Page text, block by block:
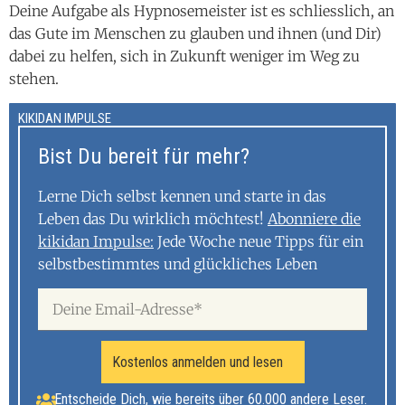
Deine Aufgabe als Hypnosemeister ist es schliesslich, an
das Gute im Menschen zu glauben und ihnen (und Dir)
dabei zu helfen, sich in Zukunft weniger im Weg zu
stehen.
KIKIDAN IMPULSE
Bist Du bereit für mehr?
Lerne Dich selbst kennen und starte in das
Leben das Du wirklich möchtest! Abonniere die
kikidan Impulse: Jede Woche neue Tipps für ein
selbstbestimmtes und glückliches Leben
Kostenlos anmelden und lesen
Entscheide Dich, wie bereits über 60.000 andere Leser.